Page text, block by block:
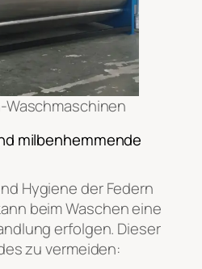
milbenhemmende
Hygiene der Federn
beim Waschen eine
erfolgen. Dieser
zu vermeiden: